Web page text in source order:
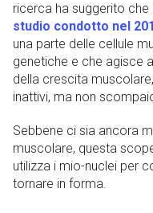
ricerca ha suggerito
studio condotto nel
una parte delle cellule
genetiche e che agisce
della crescita
inattivi, ma non
Sebbene ci sia ancora
muscolare, questa
utilizza i mio-nuclei per
tornare in forma.